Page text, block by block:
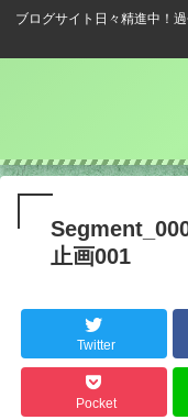
ブログサイト日々精進中！
止画001
Twitter
Pocket